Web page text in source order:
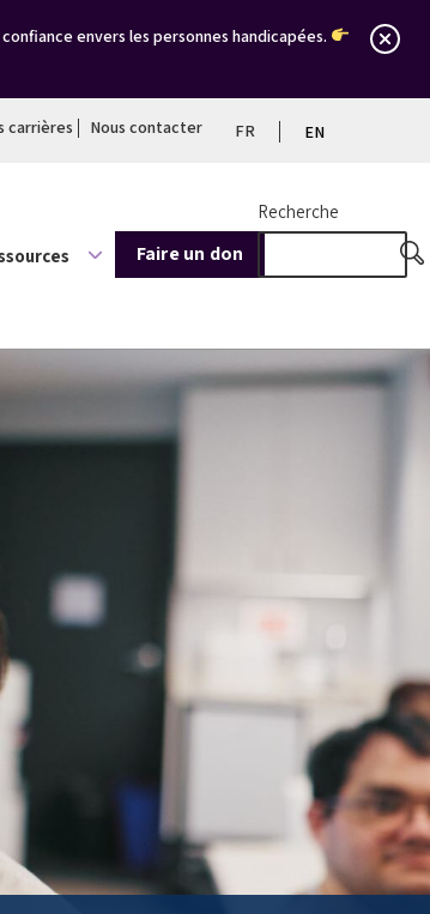
envers les personnes handicapées.
carrières Nous contacter FR EN
Faire un don
Recherche